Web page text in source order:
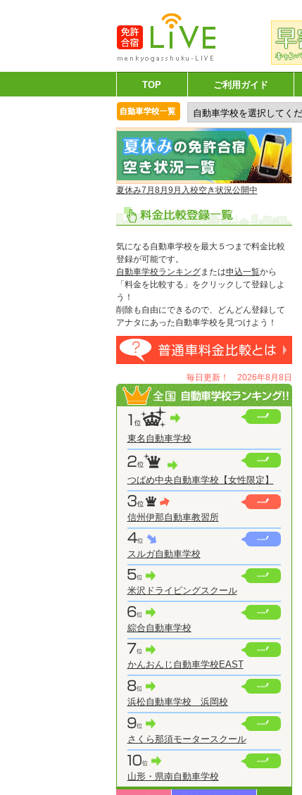
TOP ご利用ガイド
夏休み7月8月9月入校空き状況公開中
気になる自動車学校を最大５つまで料金比較
登録が可能です。
自動車学校ランキングまたは申込一覧から
「料金を比較する」をクリックして登録しよ
う！
削除も自由にできるので、どんどん登録して
アナタにあった自動車学校を見つけよう！
毎日更新！ 2026年8月8日
東名自動車学校
つばめ中央自動車学校【女性限定】
信州伊那自動車教習所
スルガ自動車学校
米沢ドライビングスクール
綜合自動車学校
かんおんじ自動車学校EAST
浜松自動車学校 浜岡校
さくら那須モータースクール
山形・県南自動車学校